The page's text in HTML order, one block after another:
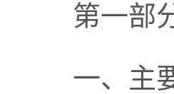
第一部
一、主